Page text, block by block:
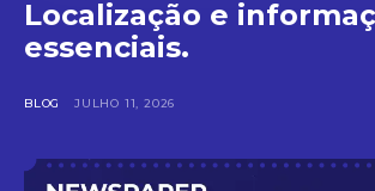
Localização e
essenciais.
BLOG JULHO 11, 2026